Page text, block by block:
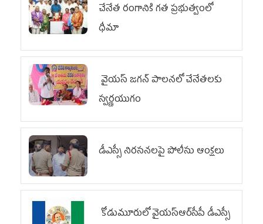
చేనేత రంగానికి గత ప్రభుత్వంలో
ధీమా
వైయ‌స్ జగన్ పాలనలో చేనేతలకు
స్వర్ణయుగం
డీఎస్సీ నిరసనలపై పోలీసు ఆంక్షలు
కోడుమూరులో వైయ‌స్ఆర్‌సీపీ డీఎస్సీ